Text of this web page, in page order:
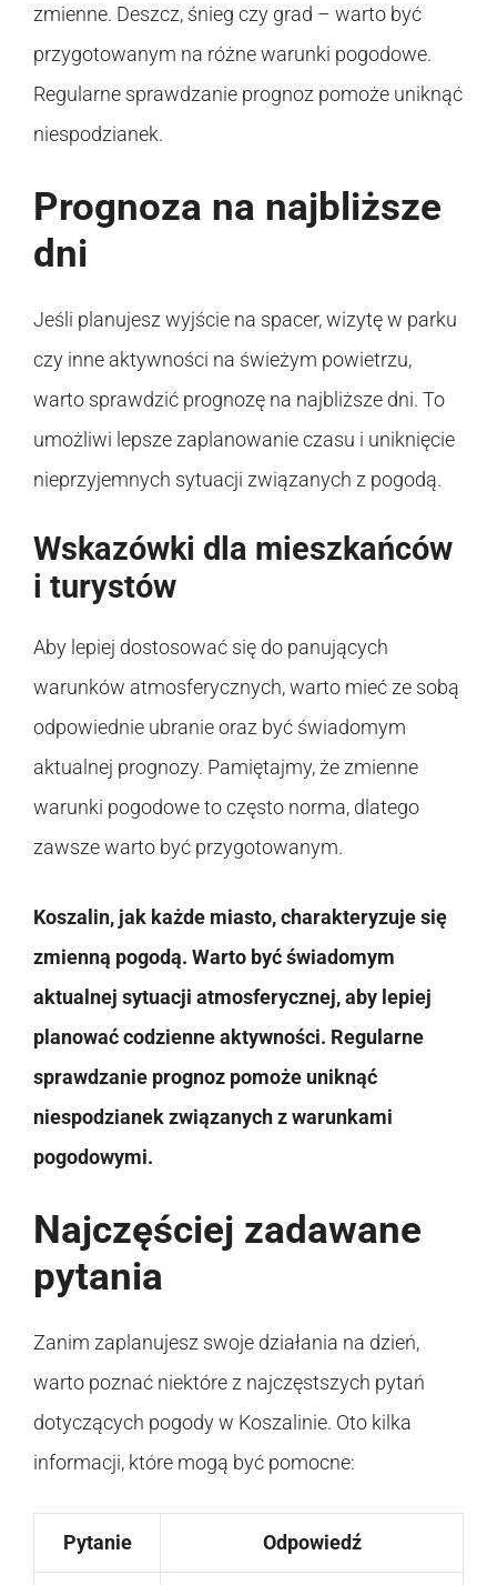
zmienne. Deszcz, śnieg czy grad – warto być
przygotowanym na różne warunki pogodowe.
Regularne sprawdzanie prognoz pomoże uniknąć
niespodzianek.
Prognoza na najbliższe
dni
Jeśli planujesz wyjście na spacer, wizytę w parku
czy inne aktywności na świeżym powietrzu,
warto sprawdzić prognozę na najbliższe dni. To
umożliwi lepsze zaplanowanie czasu i uniknięcie
nieprzyjemnych sytuacji związanych z pogodą.
Wskazówki dla mieszkańców
i turystów
Aby lepiej dostosować się do panujących
warunków atmosferycznych, warto mieć ze sobą
odpowiednie ubranie oraz być świadomym
aktualnej prognozy. Pamiętajmy, że zmienne
warunki pogodowe to często norma, dlatego
zawsze warto być przygotowanym.
Koszalin, jak każde miasto, charakteryzuje się
zmienną pogodą. Warto być świadomym
aktualnej sytuacji atmosferycznej, aby lepiej
planować codzienne aktywności. Regularne
sprawdzanie prognoz pomoże uniknąć
niespodzianek związanych z warunkami
pogodowymi.
Najczęściej zadawane
pytania
Zanim zaplanujesz swoje działania na dzień,
warto poznać niektóre z najczęstszych pytań
dotyczących pogody w Koszalinie. Oto kilka
informacji, które mogą być pomocne:
Pytanie Odpowiedź